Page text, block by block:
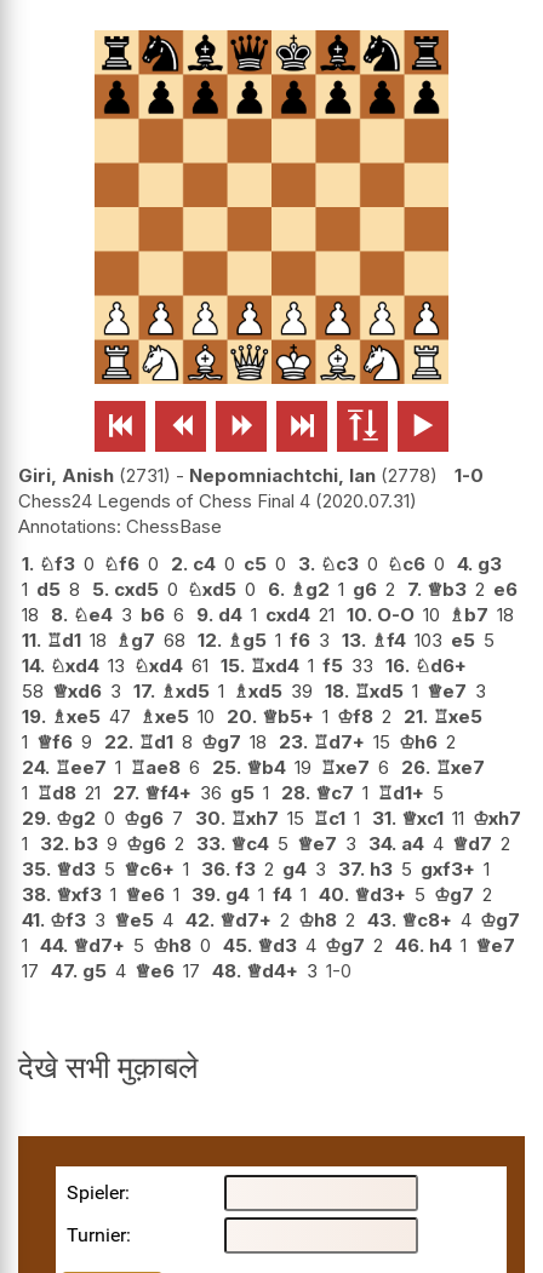
     
Giri, Anish 2731 - Nepomniachtchi, Ian 2778
1-0
Chess24 Legends of Chess Final 4 2020.07.31
ChessBase
1. ♘f3 0 ♘f6 0 2. c4 0 c5 0 3. ♘c3 0 ♘c6 0 4. g3
1 d5 8 5. cxd5 0 ♘xd5 0 6. ♗g2 1 g6 2 7. ♕b3 2 e6
18
8. ♘e4 3 b6 6 9. d4 1 cxd4 21 10. O-O 10 ♗b7 18
11. ♖d1 18 ♗g7 68 12. ♗g5 1 f6 3 13. ♗f4 103 e5 5
14. ♘xd4 13 ♘xd4 61 15. ♖xd4 1 f5 33 16. ♘d6+
58 ♕xd6 3 17. ♗xd5 1 ♗xd5 39 18. ♖xd5 1 ♕e7 3
19. ♗xe5 47 ♗xe5 10 20. ♕b5+ 1 ♔f8 2 21. ♖xe5
1 ♕f6 9 22. ♖d1 8 ♔g7 18 23. ♖d7+ 15 ♔h6 2
24. ♖ee7 1 ♖ae8 6 25. ♕b4 19 ♖xe7 6 26. ♖xe7
1 ♖d8 21 27. ♕f4+ 36 g5 1 28. ♕c7 1 ♖d1+ 5
29. ♔g2 0 ♔g6 7 30. ♖xh7 15 ♖c1 1 31. ♕xc1 11 ♔xh7
1
32. b3 9 ♔g6 2 33. ♕c4 5 ♕e7 3 34. a4 4 ♕d7 2
35. ♕d3 5 ♕c6+ 1 36. f3 2 g4 3 37. h3 5 gxf3+ 1
38. ♕xf3 1 ♕e6 1 39. g4 1 f4 1 40. ♕d3+ 5 ♔g7 2
41. ♔f3 3 ♕e5 4 42. ♕d7+ 2 ♔h8 2 43. ♕c8+ 4 ♔g7
1 44. ♕d7+ 5 ♔h8 0 45. ♕d3 4 ♔g7 2 46. h4 1 ♕e7
17 47. g5 4 ♕e6 17 48. ♕d4+ 3 1-0
देखे सभी मुक़ाबले